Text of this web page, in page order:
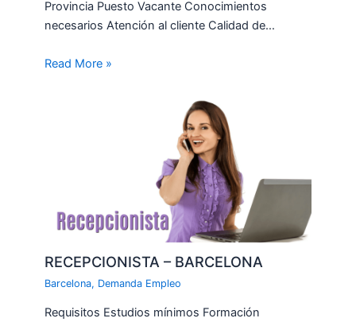
Provincia Puesto Vacante Conocimientos
necesarios Atención al cliente Calidad de…
Read More »
RECEPCIONISTA – BARCELONA
Barcelona, Demanda Empleo
Requisitos Estudios mínimos Formación